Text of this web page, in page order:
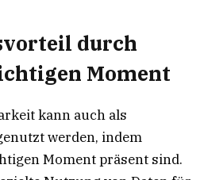
durch
Moment
kann auch als
werden, indem
Moment präsent sind.